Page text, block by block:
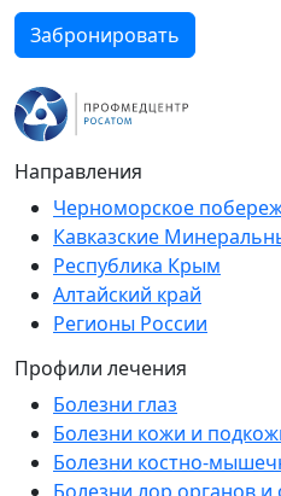
Забронировать
Направления
Черноморское
Кавказские
Республика Крым
Алтайский край
Регионы России
Профили лечения
Болезни глаз
Болезни кожи и
Болезни костно-